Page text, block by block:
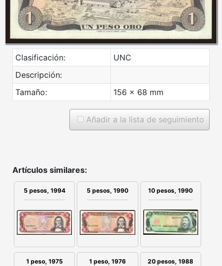
Clasificación:
UNC
Descripción:
Tamaño:
156 x 68 mm
Añadir a la lista de seguimiento
Artículos similares:
5 pesos, 1994 5 pesos, 1990 10 pesos, 1990
1 peso, 1975 1 peso, 1976 20 pesos, 1988